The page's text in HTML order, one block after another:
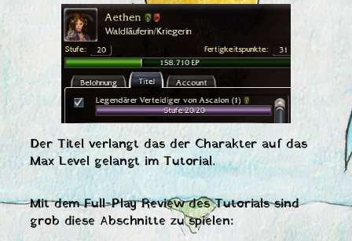
Der Titel verlangt das der Charakter auf das
Max Level gelangt im Tutorial.
Mit dem Full-Play Review des Tutorials sind
grob diese Abschnitte zu spielen: